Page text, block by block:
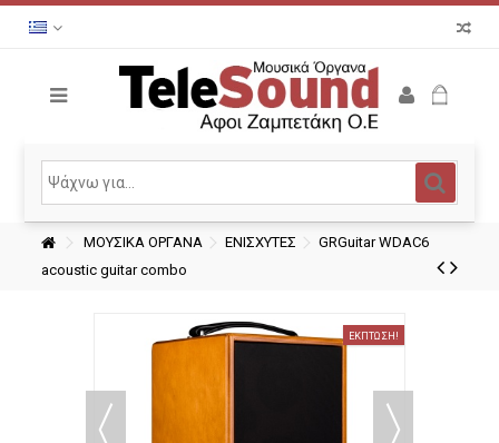
ΜΟΥΣΙΚΑ ΟΡΓΑΝΑ ΕΝΙΣΧΥΤΕΣ
GRGuitar WDAC6
acoustic guitar combo
ΈΚΠΤΩΣΗ!